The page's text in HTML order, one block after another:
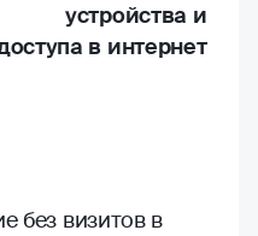
устройства и
в интернет
без визитов в